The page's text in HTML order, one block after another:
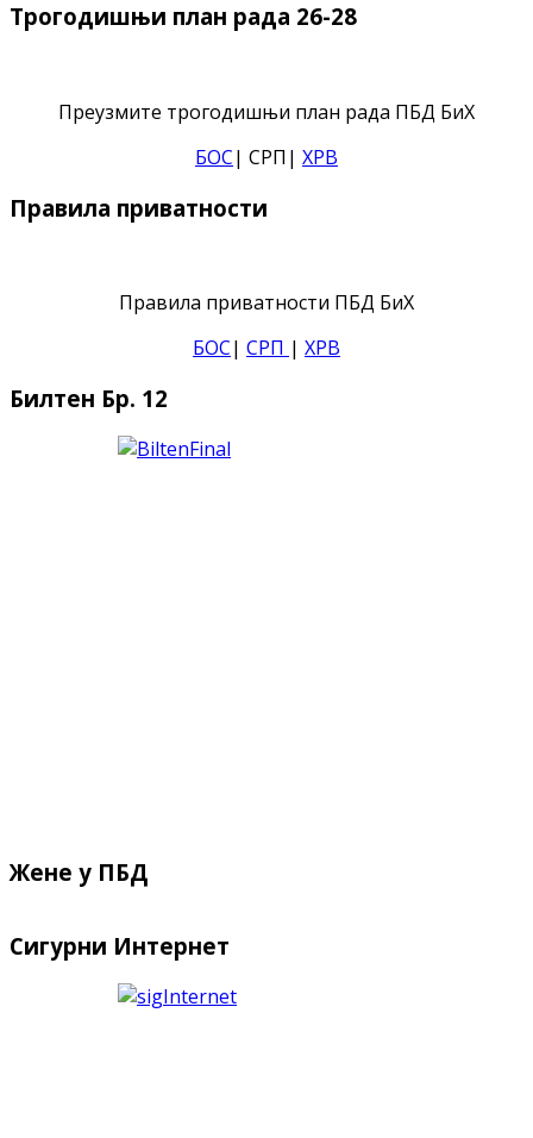
Трогодишњи план рада 26-28
Преузмите трогодишњи план рада ПБД БиХ
БОС| СРП| ХРВ
Правила приватности
Правила приватности ПБД БиХ
БОС| СРП | ХРВ
Билтен Бр. 12
Жене у ПБД
Сигурни Интернет